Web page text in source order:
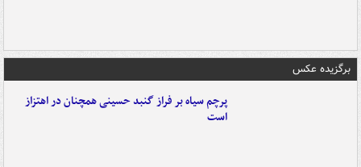
برگزیده عکس
پرچم سیاه بر فراز گنبد حسینی همچنان در اهتزاز
است